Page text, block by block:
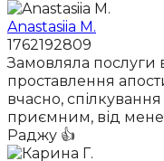
Anastasiia M.
1762192809
Замовляла послуги
проставлення
вчасно,
приємним, від мене
Раджу 👍